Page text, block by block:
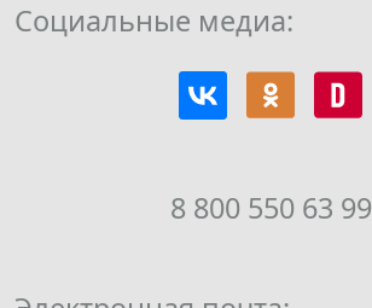
8 800 550 63 99
Социальные медиа: